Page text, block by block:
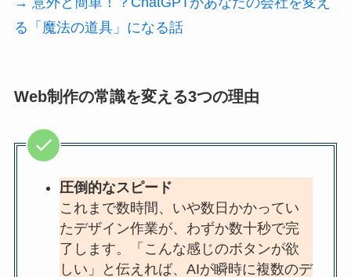
る「魔法の道具」になる話
Web制作の常識を変える3つの理由
圧倒的なスピード
これまで数時間、いや数日かかってい
たデザイン作業が、わずか数十秒で完
了します。「こんな感じのボタンが欲
しい」と伝えれば、AIが瞬時に複数のデ